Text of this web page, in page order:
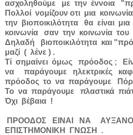
ασχοληθούμε με την έννοια
Πολλοί νομίζουν οτι μια
την βιοποικιλότητα θα είναι
κοινωνία σαν την κοινωνία
Δηλαδή βιοποικιλότητα και
μαζί ( λένε ) .
Τί σημαίνει όμως πρόοδος ;
να παράγουμε ηλεκτρικές
πρόοδος το να παράγουμε
Το να παράγουμε πλαστικά
Όχι βέβαια !
ΠΡΟΟΔΟΣ ΕΙΝΑΙ ΝΑ
ΕΠΙΣΤΗΜΟΝΙΚΗ ΓΝΩΣΗ .